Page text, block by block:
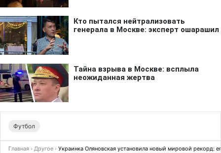
Футбол
Главная › Другое › Украинка Оляновская установила новый мировой рекорд: